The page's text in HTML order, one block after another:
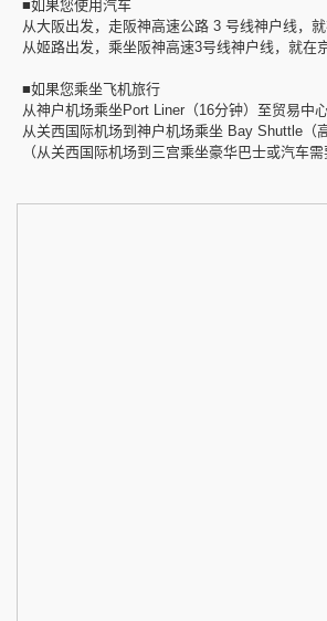
■如果您使用汽车
从大阪出发，走阪神高速公路 3 号线神户线，就
从姬路出发，乘坐阪神高速3号线神户线，就在
■如果您乘坐飞机旅行
从神户机场乘坐Port Liner（16分钟）至贸易中
从关西国际机场到神户机场乘坐 Bay Shuttle（
（从关西国际机场到三宫乘坐豪华巴士或汽车需